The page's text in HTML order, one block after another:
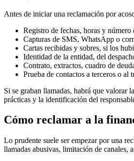
Antes de iniciar una reclamación por
Registro de fechas, horas y número
Capturas de SMS, WhatsApp o
Cartas recibidas y sobres, si los
Identidad de la entidad, del
Contrato, extractos, cuadro de
Prueba de contactos a terceros o al
Si se graban llamadas, habrá que valorar
prácticas y la identificación del
Cómo reclamar a la
Lo prudente suele ser empezar por una
llamadas abusivas, limitación de canales,